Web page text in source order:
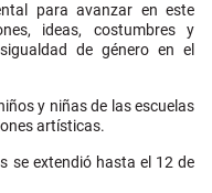
para avanzar en este
ideas, costumbres y
de género en el
y niñas de las escuelas
artísticas.
se extendió hasta el 12 de